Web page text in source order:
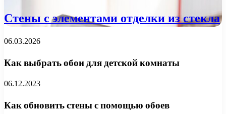
Стены с элементами отделки из стекла
06.03.2026
Как выбрать обои для детской комнаты
06.12.2023
Как обновить стены с помощью обоев